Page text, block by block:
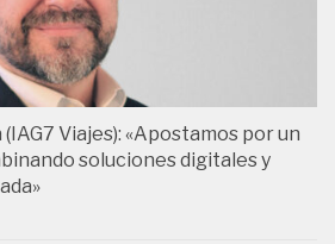
Viajes): «Apostamos por un
soluciones digitales y